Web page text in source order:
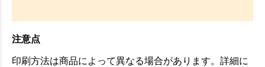
注意点
印刷方法は商品によって異なる場合があります。詳細に